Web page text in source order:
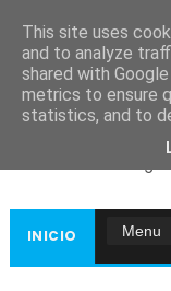
INICIO
This site uses
and to analyze
shared with
metrics to ensure
statistics, and to